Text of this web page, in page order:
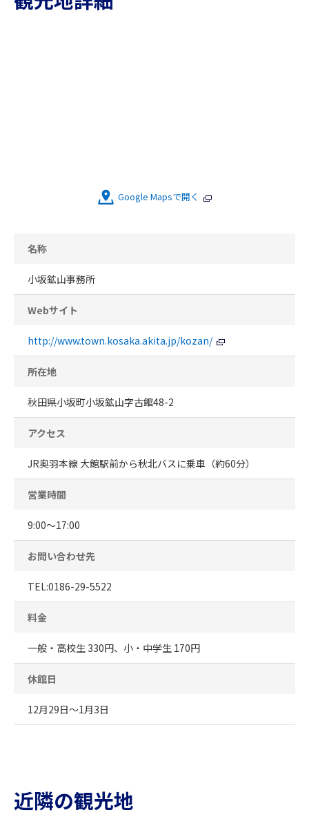
Google Mapsで開く
名称
小坂鉱山事務所
Webサイト
http://www.town.kosaka.akita.jp/kozan/
所在地
秋田県小坂町小坂鉱山字古館48-2
アクセス
JR奥羽本線 大館駅前から秋北バスに乗車（約60分）
営業時間
9:00～17:00
お問い合わせ先
TEL:0186-29-5522
料金
一般・高校生 330円、小・中学生 170円
休館日
12月29日～1月3日
近隣の観光地